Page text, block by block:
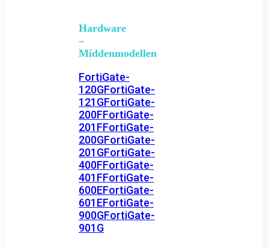
Hardware
–
Middenmodellen
FortiGate-
120GFortiGate-
121GFortiGate-
200FFortiGate-
201FFortiGate-
200GFortiGate-
201GFortiGate-
400FFortiGate-
401FFortiGate-
600EFortiGate-
601EFortiGate-
900GFortiGate-
901G